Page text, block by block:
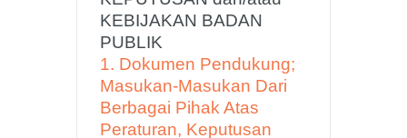
KEBIJAKAN BADAN
PUBLIK
1. Dokumen Pendukung;
Masukan-Masukan Dari
Berbagai Pihak Atas
Peraturan, Keputusan